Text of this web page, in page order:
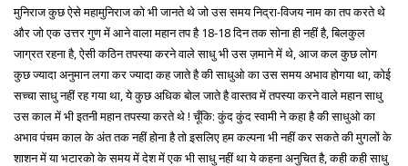
मुनिराज कुछ ऐसे महामुनिराज को भी जानते थे जो उस समय निद्रा-विजय नाम का तप करते थे
और जो एक उत्तर गुण में आने वाला महान तप है 18-18 दिन तक सोना ही नहीं है, बिलकुल
जाग्रत रहना है, ऐसी कठिन तपस्या करने वाले साधु भी उस ज़माने में थे, आज कल कुछ लोग
कुछ ज्यादा अनुमान लगा कर ज्यादा कह जाते है की साधुओ का उस समय अभाव होगया था, कोई
सच्चा साधु नहीं रह गया था, ये कुछ अधिक बोल जाते है वास्तव में तपस्या करने वाले महान साधु
उस काल में भी इतनी महान तपस्या करते थे ! चूँकि: कुंद कुंद स्वामी ने कहा है की साधुओ का
अभाव पंचम काल के अंत तक नहीं होना है तो इसलिए हम कल्पना भी नहीं कर सकते की मुगलों के
शाशन में या भटारको के समय में देश में एक भी साधु नहीं था ये कहना अनुचित है, कही कही साधु